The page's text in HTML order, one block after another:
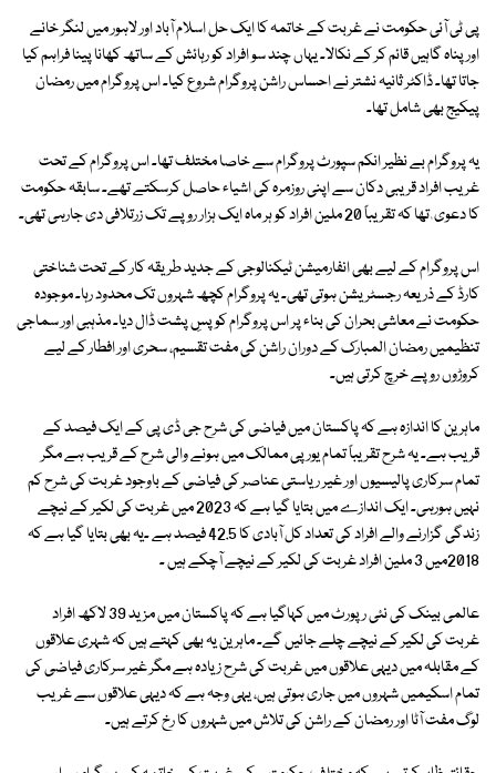
پی ٹی آئی حکومت نے غربت کے خاتمہ کا ایک حل اسلام آباد اور لاہور میں لنگر خانے
اور پناہ گاہیں قائم کر کے نکالا۔ یہاں چند سو افراد کو رہائش کے ساتھ کھانا پینا فراہم کیا
جاتا تھا۔ ڈاکٹر ثانیہ نشتر نے احساس راشن پروگرام شروع کیا۔ اس پروگرام میں رمضان
پیکیج بھی شامل تھا۔
یہ پروگرام بے نظیر انکم سپورٹ پروگرام سے خاصا مختلف تھا۔ اس پروگرام کے تحت
غریب افراد قریبی دکان سے اپنی روزمرہ کی اشیاء حاصل کرسکتے تھے۔ سابقہ حکومت
کا دعوی ٰ تھا کہ تقریباً 20 ملین افراد کو ہر ماہ ایک ہزار روپے تک زرتلافی دی جارہی تھی۔
اس پروگرام کے لیے بھی انفارمیشن ٹیکنالوجی کے جدید طریقہ کار کے تحت شناختی
کارڈ کے ذریعہ رجسٹریشن ہوتی تھی۔ یہ پروگرام کچھ شہروں تک محدود رہا۔ موجودہ
حکومت نے معاشی بحران کی بناء پر اس پروگرام کو پسِ پشت ڈال دیا۔ مذہبی اور سماجی
تنظیمیں رمضان المبارک کے دوران راشن کی مفت تقسیم، سحری اور افطار کے لیے
کروڑوں روپے خرچ کرتی ہیں۔
ماہرین کا اندازہ ہے کہ پاکستان میں فیاضی کی شرح جی ڈی پی کے ایک فیصد کے
قریب ہے۔ یہ شرح تقریباً تمام یورپی ممالک میں ہونے والی شرح کے قریب ہے مگر
تمام سرکاری پالیسیوں اور غیر ریاستی عناصر کی فیاضی کے باوجود غربت کی شرح کم
نہیں ہورہی۔ ایک اندازے میں بتایا گیا ہے کہ 2023 میں غربت کی لکیر کے نیچے
زندگی گزارنے والے افراد کی تعداد کل آبادی کا 42.5 فیصد ہے ۔یہ بھی بتایا گیا ہے کہ
2018میں 3 ملین افراد غربت کی لکیر کے نیچے آچکے ہیں ۔
عالمی بینک کی نئی رپورٹ میں کہاگیا ہے کہ پاکستان میں مزید 39 لاکھ افراد
غربت کی لکیر کے نیچے چلے جائیں گے۔ ماہرین یہ بھی کہتے ہیں کہ شہری علاقوں
کے مقابلہ میں دیہی علاقوں میں غربت کی شرح زیادہ ہے مگر غیر سرکاری فیاضی کی
تمام اسکیمیں شہروں میں جاری ہوتی ہیں، یہی وجہ ہے کہ دیہی علاقوں سے غریب
لوگ مفت آٹا اور رمضان کے راشن کی تلاش میں شہروں کا رخ کرتے ہیں۔